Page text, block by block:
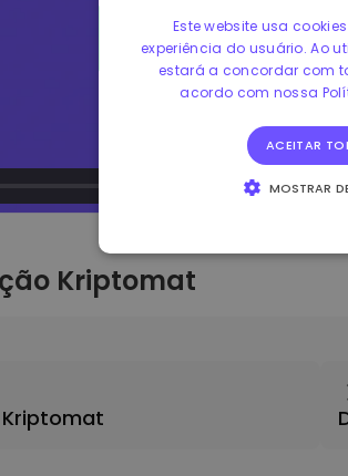
Kriptomat
Kriptomat
Este website usa
experiência do usuário. Ao
estará a concordar com
acordo com nossa
ACEITAR
MOSTRAR
DIRECIONAMENTO